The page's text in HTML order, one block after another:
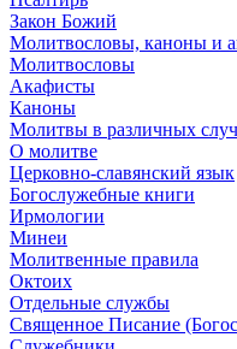
Закон Божий
Молитвословы, каноны и
Молитвословы
Акафисты
Каноны
Молитвы в различных
О молитве
Церковно-славянский язык
Богослужебные книги
Ирмологии
Минеи
Молитвенные правила
Октоих
Отдельные службы
Священное Писание